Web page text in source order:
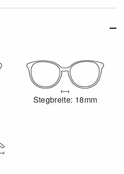
Stegbreite: 18mm